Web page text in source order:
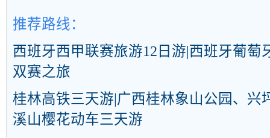
推荐路线：
西班牙西甲联赛旅游12日游|西班牙葡萄
双赛之旅
桂林高铁三天游|广西桂林象山公园、兴
溪山樱花动车三天游